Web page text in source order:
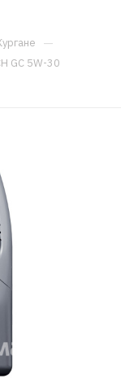
—
GC 5W-30